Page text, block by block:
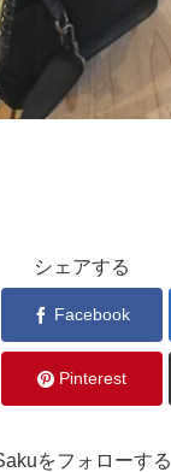
シェアする
Facebook
Pinterest
をフォローする